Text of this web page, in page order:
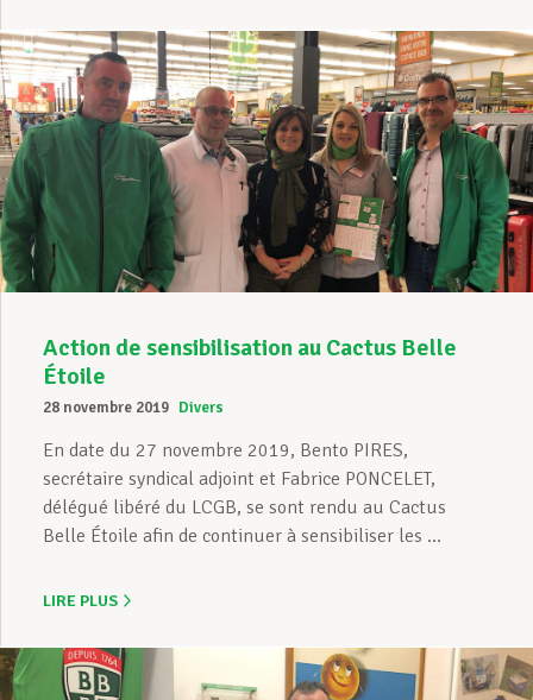
Action de sensibilisation au Cactus Belle
Étoile
28 novembre 2019 Divers
En date du 27 novembre 2019, Bento PIRES,
secrétaire syndical adjoint et Fabrice PONCELET,
délégué libéré du LCGB, se sont rendu au Cactus
Belle Étoile afin de continuer à sensibiliser les ...
LIRE PLUS